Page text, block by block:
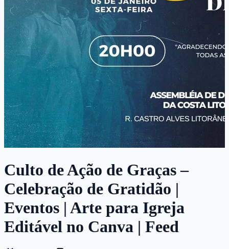
Culto de Ação de Graças –
Celebração de Gratidão |
Eventos | Arte para Igreja
Editável no Canva | Feed